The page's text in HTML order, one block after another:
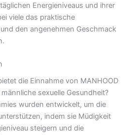
Energieniveaus und ihrer
viele das praktische
den angenehmen Geschmack
die Einnahme von MANHOOD
sexuelle Gesundheit?
wurden entwickelt, um die
indem sie Müdigkeit
steigern und die